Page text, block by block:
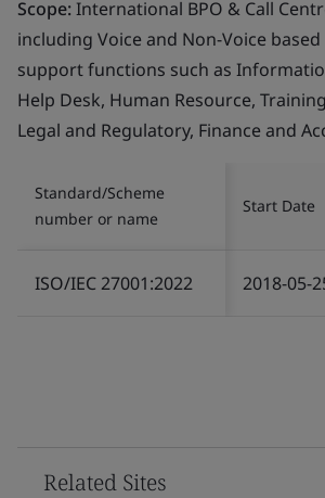
Scope:International BPO & Call
including Voice and Non-Voice
support functions such as
Help Desk, Human Resource,
Legal and Regulatory, Finance and
Standard/Scheme
number or name
Start Date
ISO/IEC 27001:2022 2018-05-
Related Sites